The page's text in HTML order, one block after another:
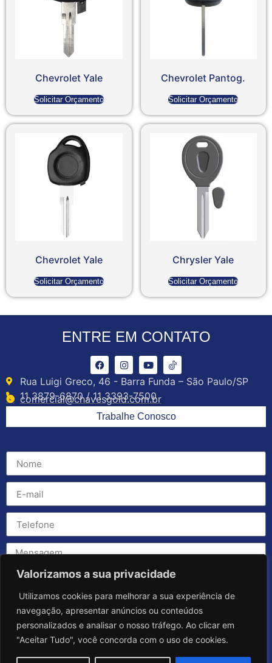
Valorizamos a sua privacidade
Utilizamos cookies para melhorar a sua experiência de
navegação, apresentar anúncios ou conteúdos
personalizados e analisar o nosso tráfego. Ao clicar em
"Aceitar Tudo", você concorda com o uso de cookies.
Chevrolet Yale
Solicitar Orçamento
Chevrolet Pantog.
Solicitar Orçamento
Chevrolet Yale
Solicitar Orçamento
Chrysler Yale
Solicitar Orçamento
ENTRE EM CONTATO
Rua Luigi Greco, 46 - Barra Funda – São Paulo/SP
11 3879-6870 / 11 3393-7500
comercial@chavesgold.com.br
Trabalhe Conosco